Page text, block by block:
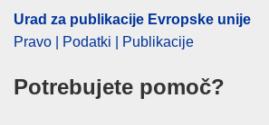
Urad za publikacije Evropske unije
Pravo | Podatki | Publikacije
Potrebujete pomoč?